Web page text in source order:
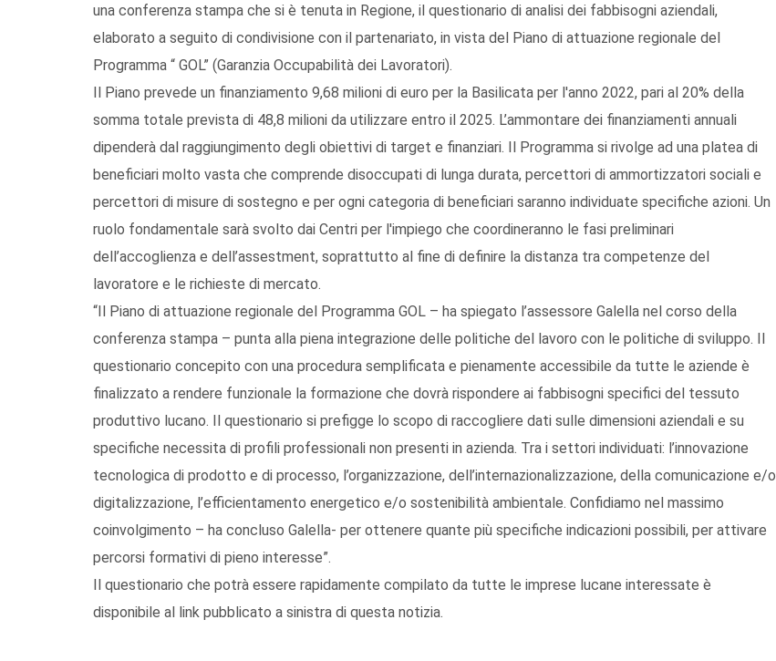
una conferenza stampa che si è tenuta in Regione, il questionario di analisi dei fabbisogni aziendali,
elaborato a seguito di condivisione con il partenariato, in vista del Piano di attuazione regionale del
Programma “ GOL” (Garanzia Occupabilità dei Lavoratori).
Il Piano prevede un finanziamento 9,68 milioni di euro per la Basilicata per l'anno 2022, pari al 20% della
somma totale prevista di 48,8 milioni da utilizzare entro il 2025. L’ammontare dei finanziamenti annuali
dipenderà dal raggiungimento degli obiettivi di target e finanziari. Il Programma si rivolge ad una platea di
beneficiari molto vasta che comprende disoccupati di lunga durata, percettori di ammortizzatori sociali e
percettori di misure di sostegno e per ogni categoria di beneficiari saranno individuate specifiche azioni. Un
ruolo fondamentale sarà svolto dai Centri per l'impiego che coordineranno le fasi preliminari
dell’accoglienza e dell’assestment, soprattutto al fine di definire la distanza tra competenze del
lavoratore e le richieste di mercato.
“Il Piano di attuazione regionale del Programma GOL – ha spiegato l’assessore Galella nel corso della
conferenza stampa – punta alla piena integrazione delle politiche del lavoro con le politiche di sviluppo. Il
questionario concepito con una procedura semplificata e pienamente accessibile da tutte le aziende è
finalizzato a rendere funzionale la formazione che dovrà rispondere ai fabbisogni specifici del tessuto
produttivo lucano. Il questionario si prefigge lo scopo di raccogliere dati sulle dimensioni aziendali e su
specifiche necessita di profili professionali non presenti in azienda. Tra i settori individuati: l’innovazione
tecnologica di prodotto e di processo, l’organizzazione, dell’internazionalizzazione, della comunicazione e/o
digitalizzazione, l’efficientamento energetico e/o sostenibilità ambientale. Confidiamo nel massimo
coinvolgimento – ha concluso Galella- per ottenere quante più specifiche indicazioni possibili, per attivare
percorsi formativi di pieno interesse”.
Il questionario che potrà essere rapidamente compilato da tutte le imprese lucane interessate è
disponibile al link pubblicato a sinistra di questa notizia.